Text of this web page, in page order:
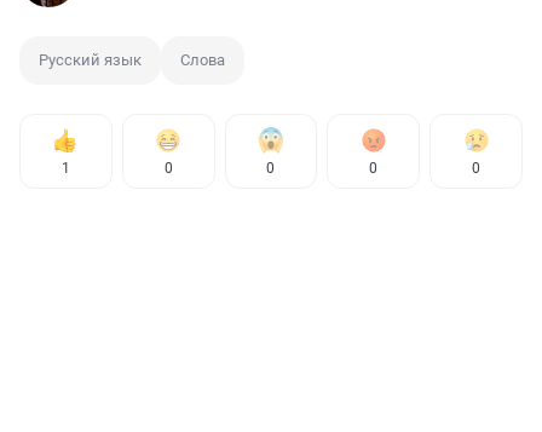
Русский язык Слова
1 0 0 0 0